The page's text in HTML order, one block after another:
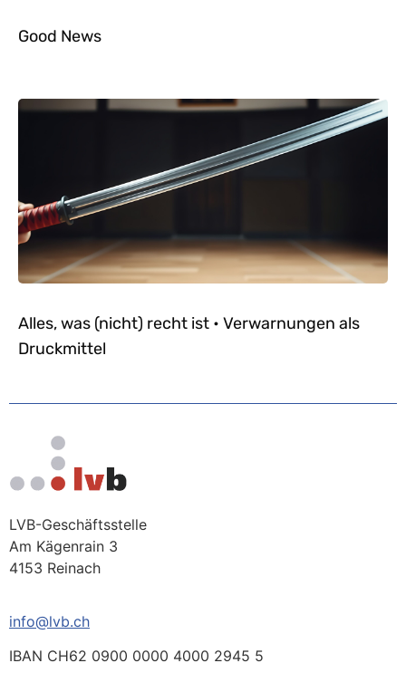
Good News
Alles, was (nicht) recht ist • Verwarnungen als
Druckmittel
LVB-Geschäftsstelle
Am Kägenrain 3
4153 Reinach
info@lvb.ch
IBAN CH62 0900 0000 4000 2945 5